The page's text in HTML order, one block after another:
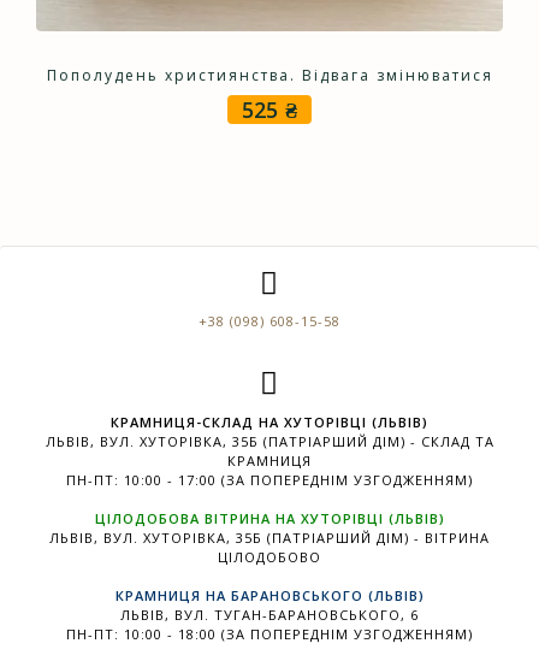
Пополудень християнства. Відвага змінюватися
525 ₴
+38 (098) 608-15-58
КРАМНИЦЯ-СКЛАД НА ХУТОРІВЦІ (ЛЬВІВ)
ЛЬВІВ, ВУЛ. ХУТОРІВКА, 35Б (ПАТРІАРШИЙ ДІМ) - СКЛАД ТА
КРАМНИЦЯ
ПН-ПТ: 10:00 - 17:00 (ЗА ПОПЕРЕДНІМ УЗГОДЖЕННЯМ)
ЦІЛОДОБОВА ВІТРИНА НА ХУТОРІВЦІ (ЛЬВІВ)
ЛЬВІВ, ВУЛ. ХУТОРІВКА, 35Б (ПАТРІАРШИЙ ДІМ) - ВІТРИНА
ЦІЛОДОБОВО
КРАМНИЦЯ НА БАРАНОВСЬКОГО (ЛЬВІВ)
ЛЬВІВ, ВУЛ. ТУГАН-БАРАНОВСЬКОГО, 6
ПН-ПТ: 10:00 - 18:00 (ЗА ПОПЕРЕДНІМ УЗГОДЖЕННЯМ)